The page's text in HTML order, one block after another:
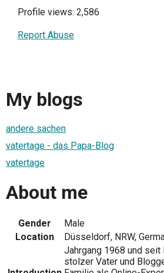
Profile views: 2,586
Report Abuse
My blogs
andere sachen
vatertage - das Papa-Blog
vatertage
About me
Gender
Male
Location
Düsseldorf, NRW,
Jahrgang 1968 und
stolzer Vater und